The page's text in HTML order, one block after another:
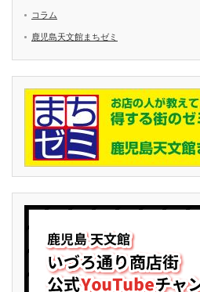
コラム
鹿児島天文館まちゼミ